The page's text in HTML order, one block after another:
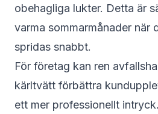
obehagliga lukter. Detta är
varma sommarmånader när
spridas snabbt.
För företag kan ren
kärltvätt förbättra
ett mer professionellt